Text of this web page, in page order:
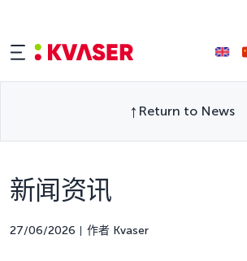
Return to News
新闻资讯
27/06/2026 作者 Kvaser